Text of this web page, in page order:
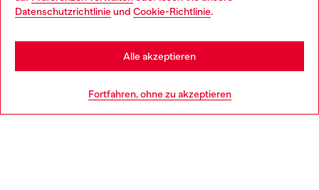
Datenschutzrichtlinieund Cookie-Richtlinie.
Fortfahren, ohne zu akzeptieren
Alle akzeptieren
Mehr erfahren
You are currently browsing Österreich website, but it seems you
may be based in United States